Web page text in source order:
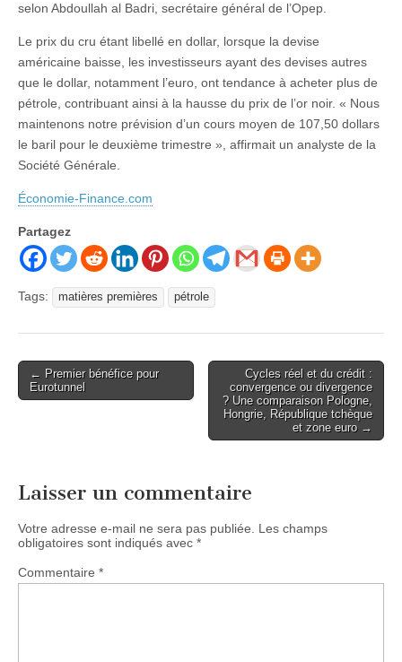
selon Abdoullah al Badri, secrétaire général de l’Opep.
Le prix du cru étant libellé en dollar, lorsque la devise
américaine baisse, les investisseurs ayant des devises autres
que le dollar, notamment l’euro, ont tendance à acheter plus de
pétrole, contribuant ainsi à la hausse du prix de l’or noir. « Nous
maintenons notre prévision d’un cours moyen de 107,50 dollars
le baril pour le deuxième trimestre », affirmait un analyste de la
Société Générale.
Économie-Finance.com
Partagez
Tags: matières premières pétrole
Post
navigation
← Premier bénéfice pour
Eurotunnel
Cycles réel et du crédit :
convergence ou divergence
? Une comparaison Pologne,
Hongrie, République tchèque
et zone euro →
Laisser un commentaire
Votre adresse e-mail ne sera pas publiée.
Les champs
obligatoires sont indiqués avec *
Commentaire *